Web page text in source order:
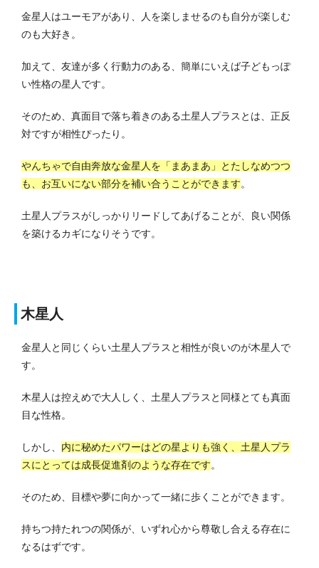
金星人はユーモアがあり、人を楽しませるのも自分が楽しむ
のも大好き。
加えて、友達が多く行動力のある、簡単にいえば子どもっぽ
い性格の星人です。
そのため、真面目で落ち着きのある土星人プラスとは、正反
対ですが相性ぴったり。
やんちゃで自由奔放な金星人を「まあまあ」とたしなめつつ
も、お互いにない部分を補い合うことができます。
土星人プラスがしっかりリードしてあげることが、良い関係
を築けるカギになりそうです。
木星人
金星人と同じくらい土星人プラスと相性が良いのが木星人で
す。
木星人は控えめで大人しく、土星人プラスと同様とても真面
目な性格。
しかし、 内に秘めたパワーはどの星よりも強く、土星人プラ
スにとっては成長促進剤のような存在です。
そのため、目標や夢に向かって一緒に歩くことができます。
持ちつ持たれつの関係が、いずれ心から尊敬し合える存在に
なるはずです。